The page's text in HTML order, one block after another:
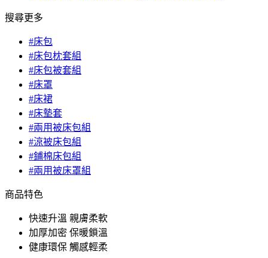
搜尋更多
#床包
#床包枕套組
#床包被套組
#床罩
#床裙
#床墊套
#兩用被床包組
#涼被床包組
#鋪棉床包組
#兩用被床罩組
商品特色
快速升溫 親膚柔軟
加厚加密 保暖鎖溫
健康環保 觸感輕柔